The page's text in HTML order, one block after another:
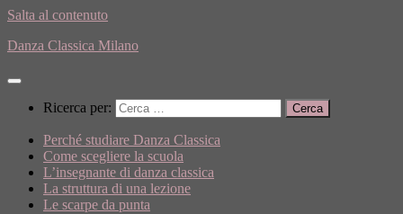
Salta al contenuto
Danza Classica Milano
Ricerca per:
Perché studiare Danza Classica
Come scegliere la scuola
L’insegnante di danza classica
La struttura di una lezione
Le scarpe da punta